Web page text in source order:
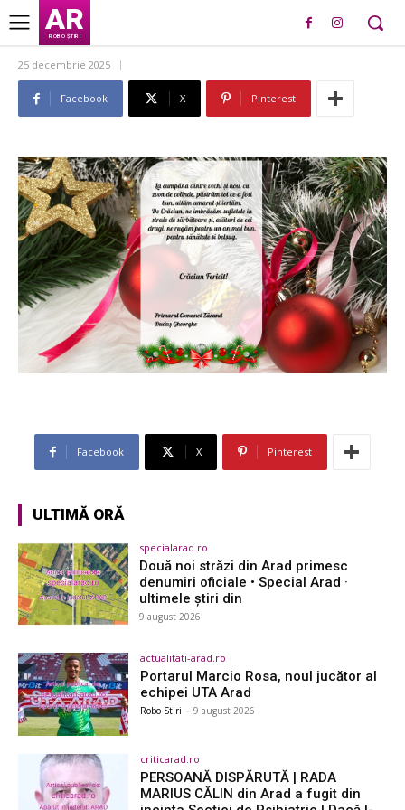
AR
ROBO ȘTIRI
25 decembrie 2025
Facebook X Pinterest
Facebook X Pinterest
ULTIMĂ ORĂ
specialarad.ro
Două noi străzi din Arad primesc
denumiri oficiale • Special Arad ·
ultimele știri din
9 august 2026
actualitati-arad.ro
Portarul Marcio Rosa, noul jucător al
echipei UTA Arad
Robo Stiri - 9 august 2026
criticarad.ro
PERSOANĂ DISPĂRUTĂ | RADA
MARIUS CĂLIN din Arad a fugit din